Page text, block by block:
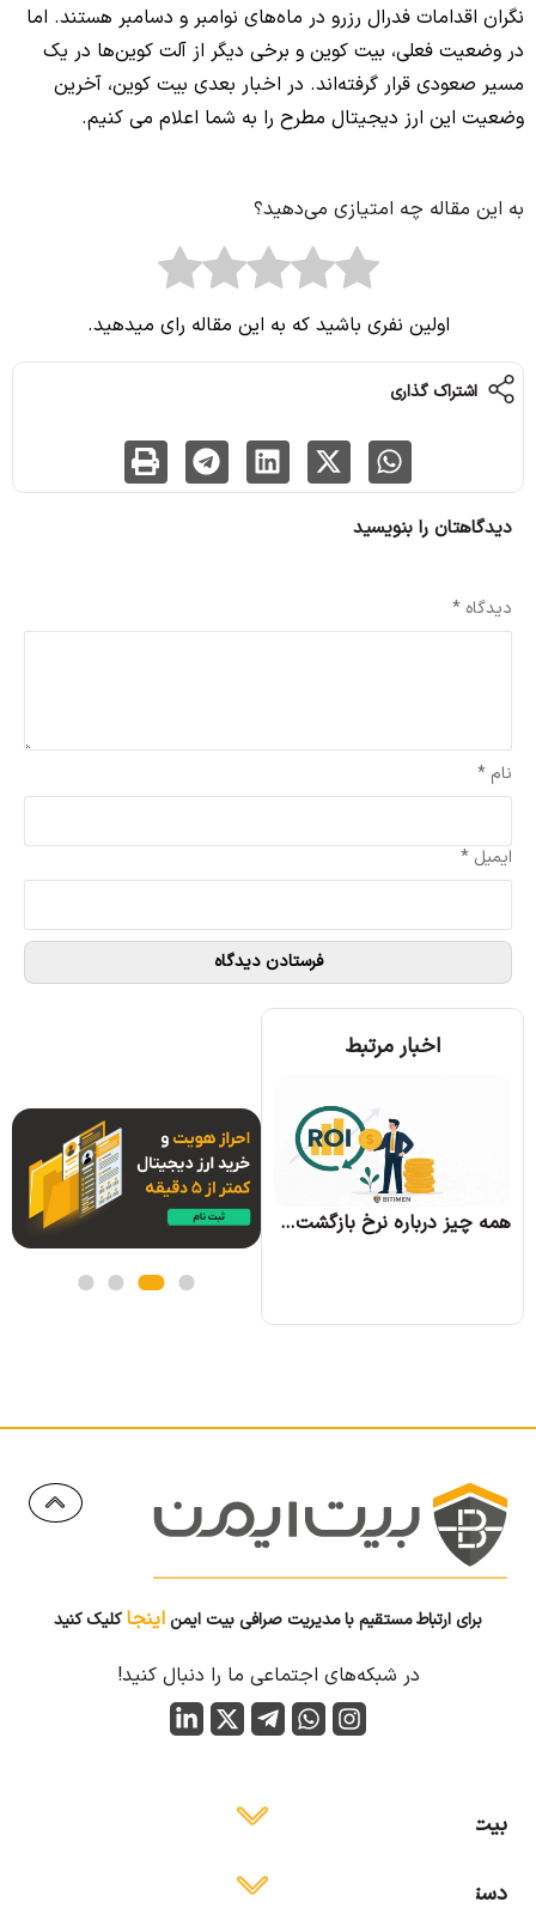
نگران اقدامات فدرال رزرو در ماه‌های نوامبر و دسامبر هستند. اما
در وضعیت فعلی، بیت کوین و برخی دیگر از آلت کوین‌ها در یک
مسیر صعودی قرار گرفته‌اند. در اخبار بعدی بیت کوین، آخرین
وضعیت این ارز دیجیتال مطرح را به شما اعلام می کنیم.
به این مقاله چه امتیازی می‌دهید؟
اولین نفری باشید که به این مقاله رای میدهید.
اشتراک گذاری
دیدگاهتان را بنویسید
دیدگاه *
نام *
ایمیل *
اخبار مرتبط
همه چیز درباره نرخ بازگشت سرمایه و نحوه محاسبه آن
برای ارتباط مستقیم با مدیریت صرافی بیت ایمن اینجاکلیک کنید
در شبکه‌های اجتماعی ما را دنبال کنید!
بیت ایمن
دسترسی آسان